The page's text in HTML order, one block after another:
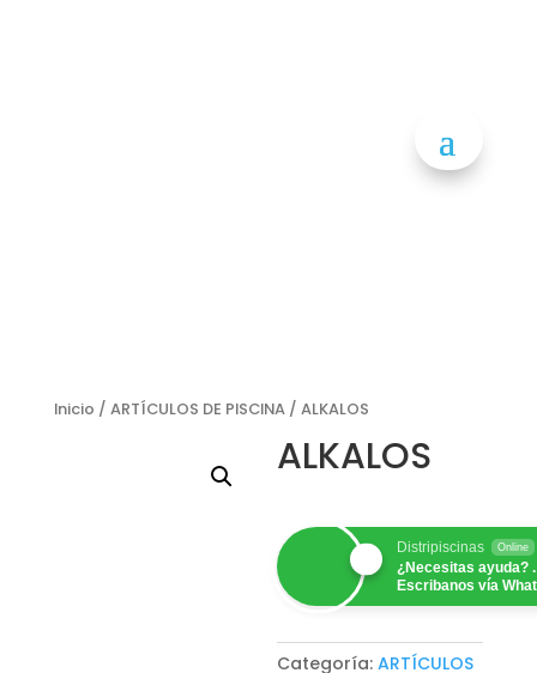
Inicio / ARTÍCULOS DE PISCINA/ ALKALOS
ALKALOS
Distripiscinas Online
¿Necesitas ayuda? .
Escribanos vía
Categoría:ARTÍCULOS